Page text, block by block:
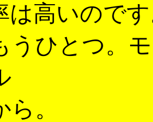
は高いので
ひとつ。
。